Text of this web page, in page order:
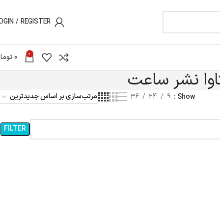
/ REGISTER
0
0
نشر ساعت
Show
9
24
36
FILTER